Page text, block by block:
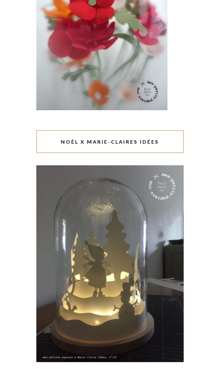
NOËL X MARIE-CLAIRES IDÉES